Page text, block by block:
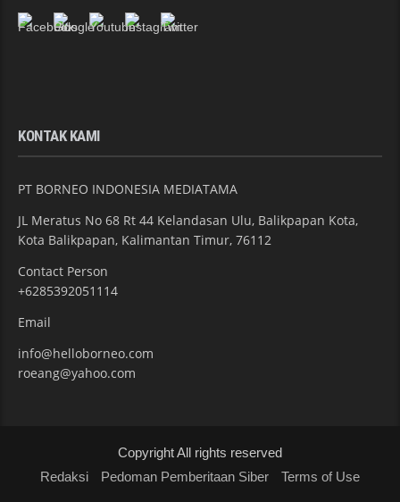
KONTAK KAMI
PT BORNEO INDONESIA MEDIATAMA
JL Meratus No 68 Rt 44 Kelandasan Ulu, Balikpapan Kota,
Kota Balikpapan, Kalimantan Timur, 76112
Contact Person
+6285392051114
Email
info@helloborneo.com
roeang@yahoo.com
Copyright All rights reserved
Redaksi
Pedoman Pemberitaan Siber Terms of Use